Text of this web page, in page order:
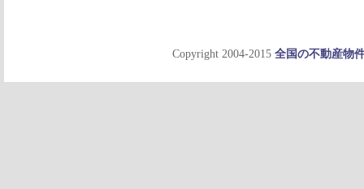
Copyright 2004-2015 全国の不動産物